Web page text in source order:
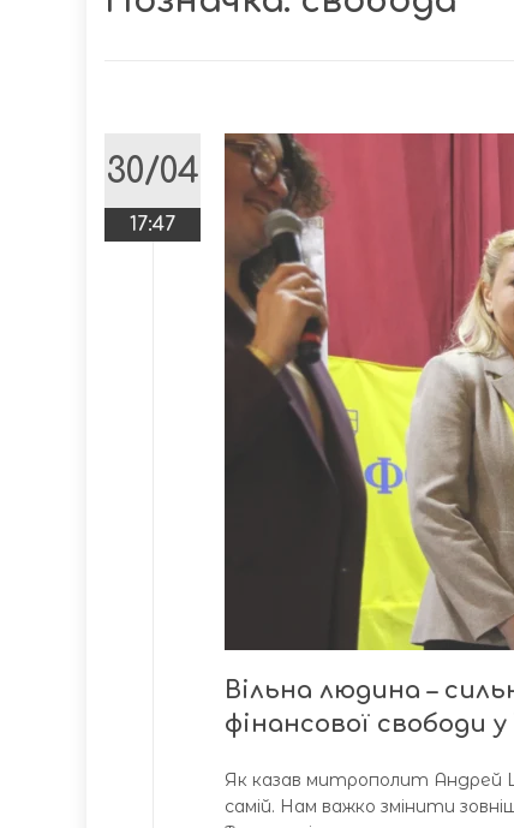
30/04
17:47
Вільна людина –
фінансової свободи у
Як казав митрополит Андрей
самій. Нам важко змінити